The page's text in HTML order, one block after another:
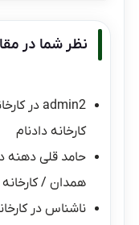
نظر شما در
admin2 در
کارخانه دادنام
حامد قلی دهنه
همدان / کارخانه
ناشناس در